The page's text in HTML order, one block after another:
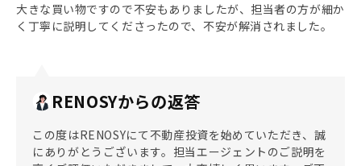
大きな買い物ですので不安もありましたが、担当者の方が細か
く丁寧に説明してくださったので、不安が解消されました。
RENOSYからの返答
この度はRENOSYにて不動産投資を始めていただき、誠
にありがとうございます。担当エージェントのご説明を